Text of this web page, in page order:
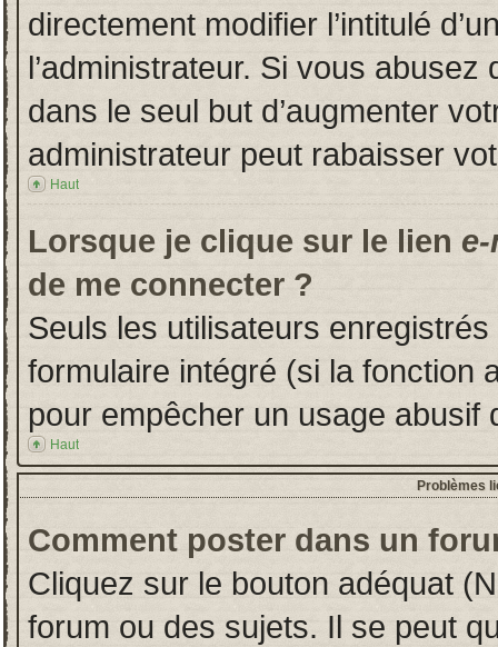
directement modifier l’intitulé
l’administrateur. Si vous
dans le seul but d’augmenter
administrateur peut rabaisser
Haut
Lorsque je clique sur le lien
de me connecter ?
Seuls les utilisateurs
formulaire intégré (si la fonction
pour empêcher un usage abusif
Haut
Problèmes
Comment poster dans un
Cliquez sur le bouton adéquat
forum ou des sujets. Il se peut